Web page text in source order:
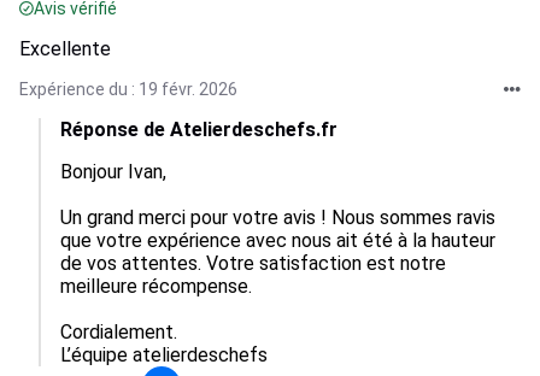
Avis vérifié
Excellente
Expérience du : 19 févr. 2026
Réponse de Atelierdeschefs.fr
Bonjour Ivan,
Un grand merci pour votre avis ! Nous sommes ravis
que votre expérience avec nous ait été à la hauteur
de vos attentes. Votre satisfaction est notre
meilleure récompense.
Cordialement.
L’équipe atelierdeschefs